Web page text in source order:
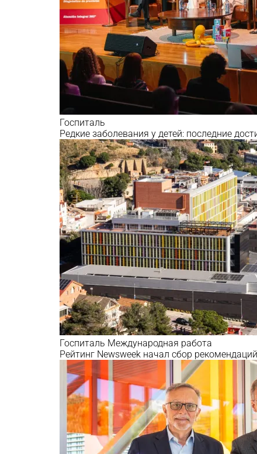
Госпиталь
Редкие заболевания у детей: последние
Госпиталь Международная работа
Рейтинг Newsweek начал сбор